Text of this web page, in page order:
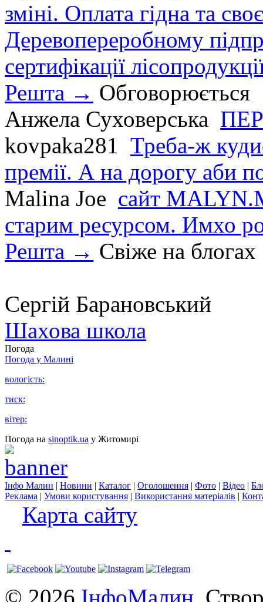
зміні. Оплата гідна та
Деревопереробному
сертифікації
Решта → Обговорюється
Анжела Суховерська
kovpaka281 Треба-ж
премії. А на дорогу аби
Malina Joe сайт
старим ресурсом. Имхо
Решта → Свіже на блогах
Сергій Барановський
Шахова школа
Погода
Погода у Малині
вологість:
тиск:
вітер:
Погода на sinoptik.ua у Житомирі
Інфо Малин | Новини | Каталог | Оголошення | Фото | Відео |
Реклама | Умови користування | Використання матеріалів |
Карта сайту